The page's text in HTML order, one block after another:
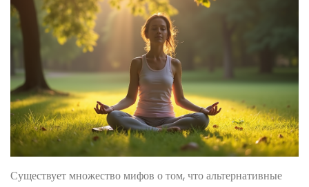
Существует множество мифов о том, что альтернативные